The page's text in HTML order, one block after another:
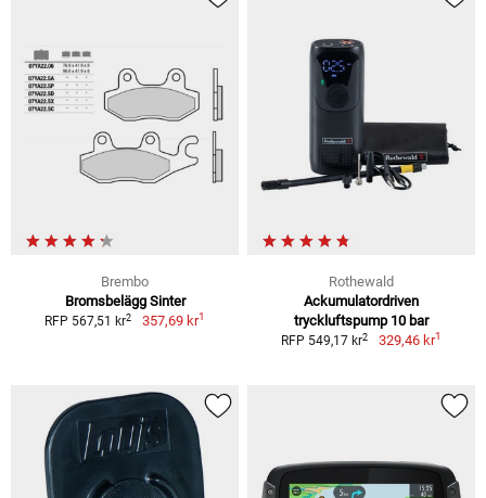
Brembo
Bromsbelägg Sinter
RFP 567,51 kr2 357,69 kr1
Rothewald
Ackumulatordriven
tryckluftspump 10 bar
RFP 549,17 kr2 329,46 kr1